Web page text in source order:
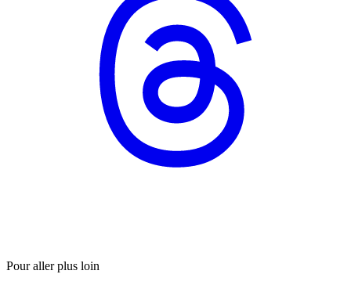
Pour aller plus loin